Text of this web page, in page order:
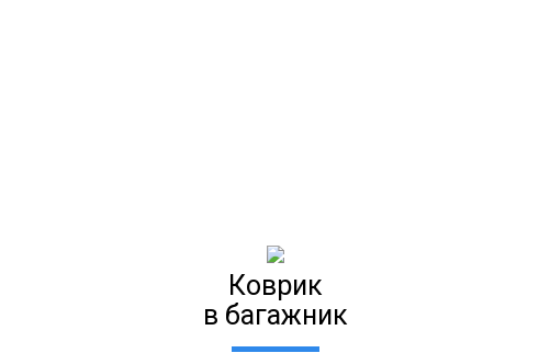
Коврик
в багажник